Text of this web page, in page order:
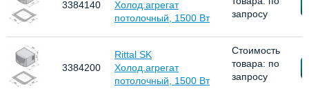
3384140
Холод.агрегат
потолочный, 1500 Вт
запросу
3384200
Rittal SK
Холод.агрегат
потолочный, 1500 Вт
Стоимость
товара: по
запросу